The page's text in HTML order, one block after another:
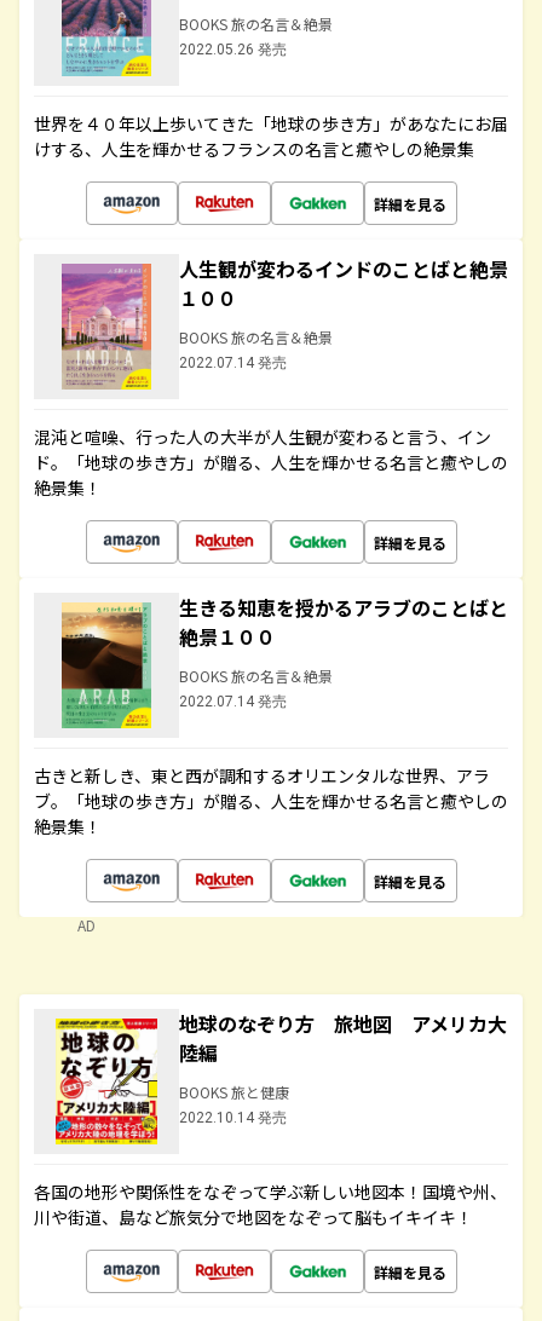
BOOKS 旅の名言＆絶景
2022.05.26 発売
世界を４０年以上歩いてきた「地球の歩き方」があなたにお届
けする、人生を輝かせるフランスの名言と癒やしの絶景集
詳細を見る
人生観が変わるインドのことばと絶景
１００
BOOKS 旅の名言＆絶景
2022.07.14 発売
混沌と喧噪、行った人の大半が人生観が変わると言う、イン
ド。「地球の歩き方」が贈る、人生を輝かせる名言と癒やしの
絶景集！
詳細を見る
生きる知恵を授かるアラブのことばと
絶景１００
BOOKS 旅の名言＆絶景
2022.07.14 発売
古きと新しき、東と西が調和するオリエンタルな世界、アラ
ブ。「地球の歩き方」が贈る、人生を輝かせる名言と癒やしの
絶景集！
詳細を見る
AD
地球のなぞり方 旅地図 アメリカ大
陸編
BOOKS 旅と健康
2022.10.14 発売
各国の地形や関係性をなぞって学ぶ新しい地図本！国境や州、
川や街道、島など旅気分で地図をなぞって脳もイキイキ！
詳細を見る